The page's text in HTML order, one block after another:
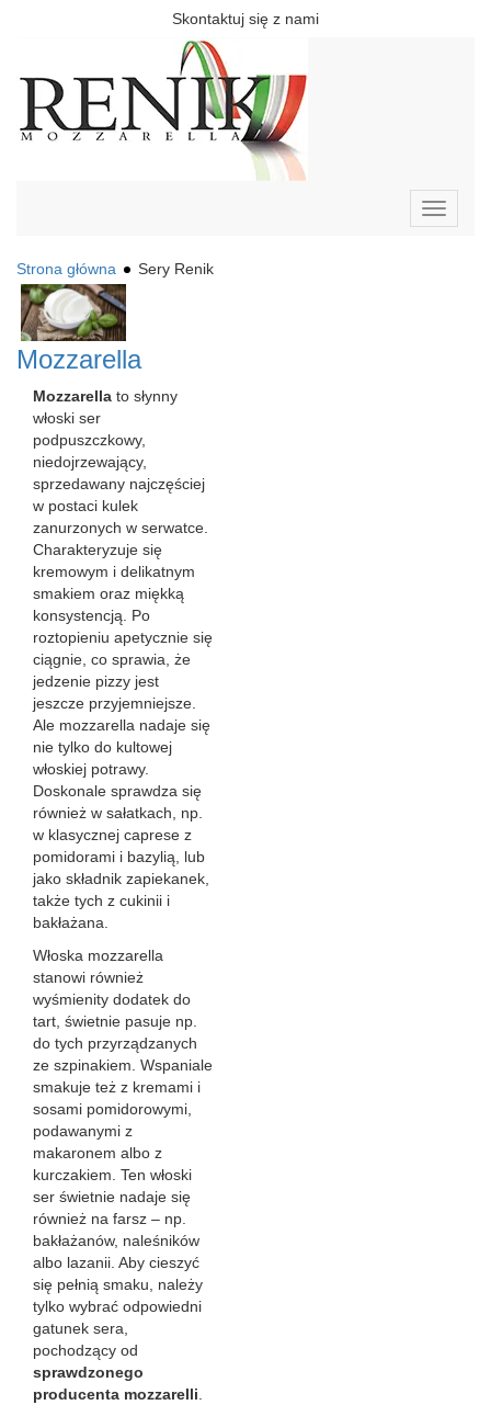
Skontaktuj się z nami
Toggle
Strona główna Sery Renik
Mozzarella
Mozzarella to słynny
włoski ser
podpuszczkowy,
niedojrzewający,
sprzedawany najczęściej
w postaci kulek
zanurzonych w serwatce.
Charakteryzuje się
kremowym i delikatnym
smakiem oraz miękką
konsystencją. Po
roztopieniu apetycznie się
ciągnie, co sprawia, że
jedzenie pizzy jest
jeszcze przyjemniejsze.
Ale mozzarella nadaje się
nie tylko do kultowej
włoskiej potrawy.
Doskonale sprawdza się
również w sałatkach, np.
w klasycznej caprese z
pomidorami i bazylią, lub
jako składnik zapiekanek,
także tych z cukinii i
bakłażana.
Włoska mozzarella
stanowi również
wyśmienity dodatek do
tart, świetnie pasuje np.
do tych przyrządzanych
ze szpinakiem. Wspaniale
smakuje też z kremami i
sosami pomidorowymi,
podawanymi z
makaronem albo z
kurczakiem. Ten włoski
ser świetnie nadaje się
również na farsz – np.
bakłażanów, naleśników
albo lazanii. Aby cieszyć
się pełnią smaku, należy
tylko wybrać odpowiedni
gatunek sera,
pochodzący od
sprawdzonego
producenta mozzarelli.